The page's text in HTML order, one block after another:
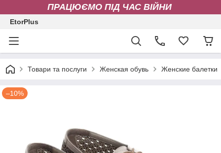
ПРАЦЮЄМО ПІД ЧАС ВІЙНИ
EtorPlus
Товари та послуги Женская обувь Женские балетки
–10%